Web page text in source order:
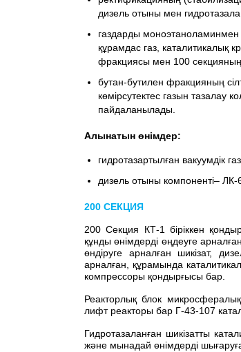
дизель отыны мен
газдарды моноэтаноламинмен
құрамдас газ, каталитикалық
фракциясы мен 100 секцияның
бутан-бутилен фракцияның
көмірсутектес газын тазалау
пайдаланылады.
Алынатын өнімдер:
гидротазартылған вакуумдік
дизель отыны компоненті–
200 СЕКЦИЯ
200 Секция КТ-1 біріккен
құнды өнімдерді өңдеуге
өндіруге арналған шикізат,
арналған, құрамында
компрессоры қондырғысы бар.
Реакторлық блок
лифт реакторы бар Г-43-107
Гидротазаланған шикізатты
және мынадай өнімдерді